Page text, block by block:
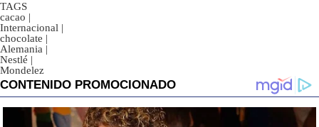
TAGS
cacao |
Internacional |
chocolate |
Alemania |
Nestlé |
Mondelez